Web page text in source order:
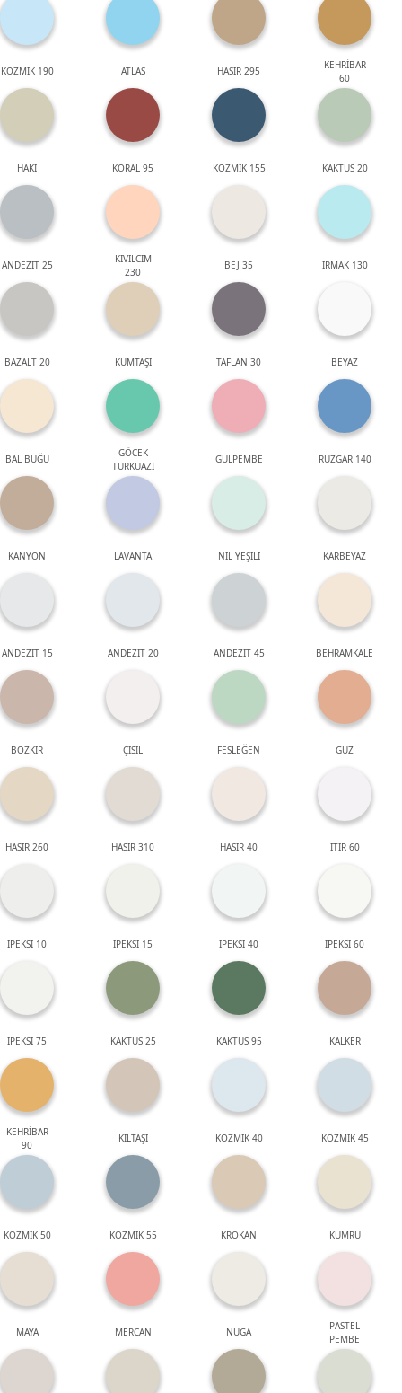
KOZMİK 190 ATLAS HASIR 295
KEHRİBAR
60
HAKİ KORAL 95 KOZMİK 155 KAKTÜS 20
ANDEZİT 25
KIVILCIM
230
BEJ 35 IRMAK 130
BAZALT 20 KUMTAŞI TAFLAN 30 BEYAZ
BAL BUĞU
GÖCEK
TURKUAZI
GÜLPEMBE RÜZGAR 140
KANYON LAVANTA NİL YEŞİLİ KARBEYAZ
ANDEZİT 15 ANDEZİT 20 ANDEZİT 45 BEHRAMKALE
BOZKIR ÇİSİL FESLEĞEN GÜZ
HASIR 260 HASIR 310 HASIR 40 ITIR 60
İPEKSİ 10 İPEKSİ 15 İPEKSİ 40 İPEKSİ 60
İPEKSİ 75 KAKTÜS 25 KAKTÜS 95 KALKER
KEHRİBAR
90
KİLTAŞI KOZMİK 40 KOZMİK 45
KOZMİK 50 KOZMİK 55 KROKAN KUMRU
MAYA MERCAN NUGA
PASTEL
PEMBE